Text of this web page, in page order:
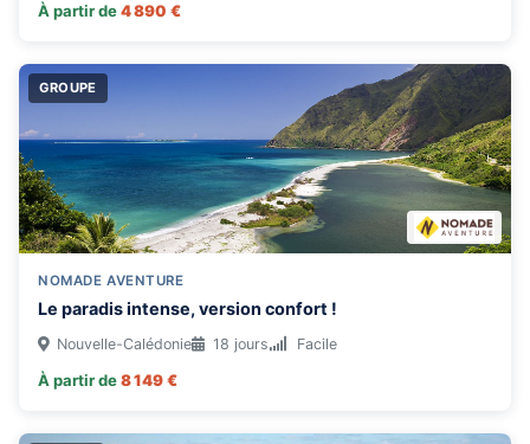
À partir de4 890 €
GROUPE
NOMADE AVENTURE
Le paradis intense, version confort !
Nouvelle-Calédonie 18 jours Facile
À partir de8 149 €